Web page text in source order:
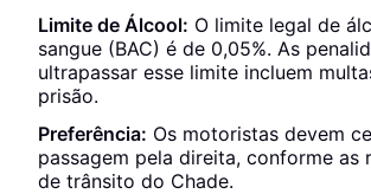
Limite de Álcool: O limite legal de
sangue (BAC) é de 0,05%. As
ultrapassar esse limite incluem
prisão.
Preferência: Os motoristas devem
passagem pela direita, conforme as
de trânsito do Chade.